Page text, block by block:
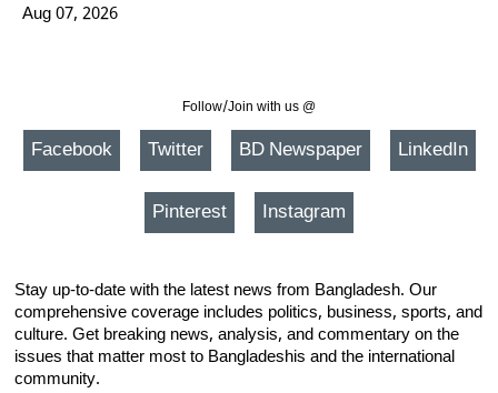
Aug 07, 2026
Follow/Join with us @
Facebook Twitter BD Newspaper LinkedIn
Pinterest Instagram
Stay up-to-date with the latest news from Bangladesh. Our
comprehensive coverage includes politics, business, sports, and
culture. Get breaking news, analysis, and commentary on the
issues that matter most to Bangladeshis and the international
community.